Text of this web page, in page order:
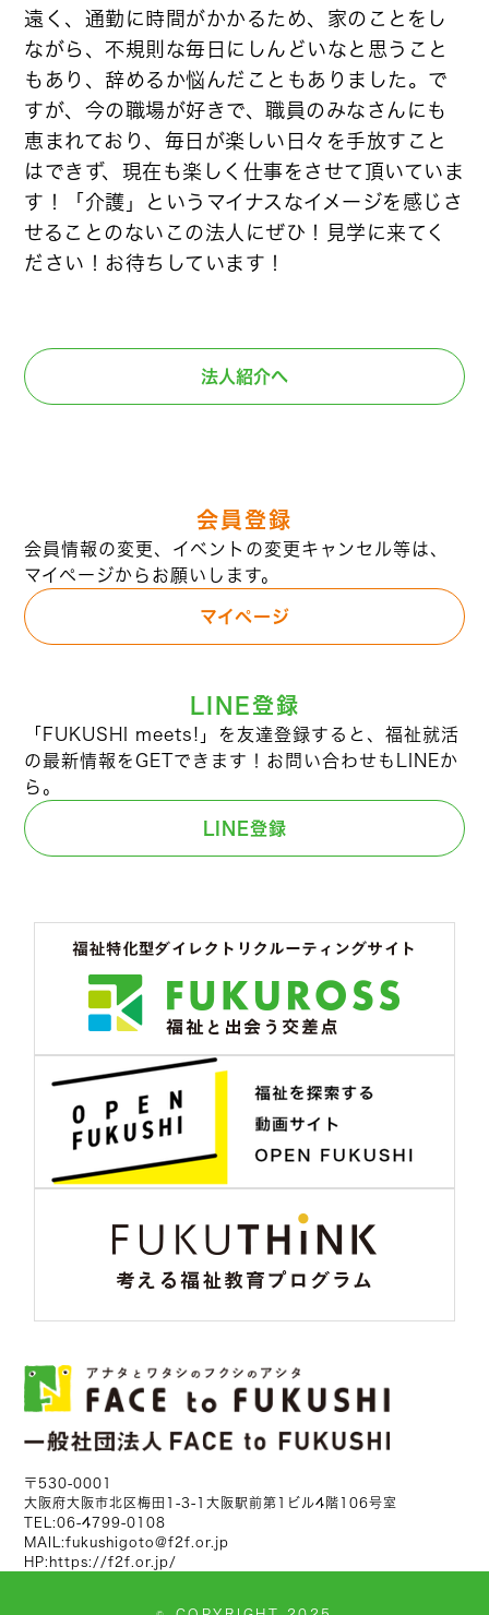
遠く、通勤に時間がかかるため、家のことをし
ながら、不規則な毎日にしんどいなと思うこと
もあり、辞めるか悩んだこともありました。で
すが、今の職場が好きで、職員のみなさんにも
恵まれており、毎日が楽しい日々を手放すこと
はできず、現在も楽しく仕事をさせて頂いていま
す！「介護」というマイナスなイメージを感じさ
せることのないこの法人にぜひ！見学に来てく
ださい！お待ちしています！
法人紹介へ
会員登録
会員情報の変更、イベントの変更キャンセル等は、
マイページからお願いします。
マイページ
LINE登録
「FUKUSHI meets!」を友達登録すると、福祉就活
の最新情報をGETできます！お問い合わせもLINEか
ら。
LINE登録
〒530-0001
大阪府大阪市北区梅田1-3-1大阪駅前第1ビル4階106号室
TEL:06-4799-0108
MAIL:fukushigoto@f2f.or.jp
HP: https://f2f.or.jp/